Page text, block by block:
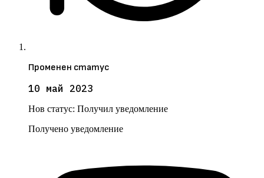
Променен статус
10 май 2023
Нов статус: Получил уведомление
Получено уведомление